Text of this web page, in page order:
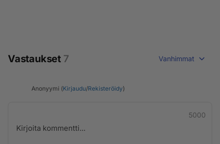
Vastaukset 7 Vanhimmat
Anonyymi (Kirjaudu/Rekisteröidy)
5000